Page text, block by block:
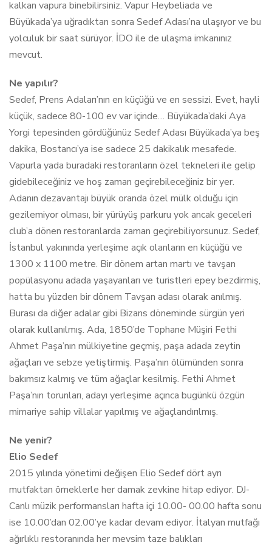
kalkan vapura binebilirsiniz. Vapur Heybeliada ve
Büyükada’ya uğradıktan sonra Sedef Adası’na ulaşıyor ve bu
yolculuk bir saat sürüyor. İDO ile de ulaşma imkanınız
mevcut.
Ne yapılır?
Sedef, Prens Adaları’nın en küçüğü ve en sessizi. Evet, hayli
küçük, sadece 80-100 ev var içinde… Büyükada’daki Aya
Yorgi tepesinden gördüğünüz Sedef Adası Büyükada’ya beş
dakika, Bostancı’ya ise sadece 25 dakikalık mesafede.
Vapurla yada buradaki restoranların özel tekneleri ile gelip
gidebileceğiniz ve hoş zaman geçirebileceğiniz bir yer.
Adanın dezavantajı büyük oranda özel mülk olduğu için
gezilemiyor olması, bir yürüyüş parkuru yok ancak geceleri
club’a dönen restoranlarda zaman geçirebiliyorsunuz. Sedef,
İstanbul yakınında yerleşime açık olanların en küçüğü ve
1300 x 1100 metre. Bir dönem artan martı ve tavşan
popülasyonu adada yaşayanları ve turistleri epey bezdirmiş,
hatta bu yüzden bir dönem Tavşan adası olarak anılmış.
Burası da diğer adalar gibi Bizans döneminde sürgün yeri
olarak kullanılmış. Ada, 1850’de Tophane Müşiri Fethi
Ahmet Paşa’nın mülkiyetine geçmiş, paşa adada zeytin
ağaçları ve sebze yetiştirmiş. Paşa’nın ölümünden sonra
bakımsız kalmış ve tüm ağaçlar kesilmiş. Fethi Ahmet
Paşa’nın torunları, adayı yerleşime açınca bugünkü özgün
mimariye sahip villalar yapılmış ve ağaçlandırılmış.
Ne yenir?
Elio Sedef
2015 yılında yönetimi değişen Elio Sedef dört ayrı
mutfaktan örneklerle her damak zevkine hitap ediyor. DJ-
Canlı müzik performansları hafta içi 10.00- 00.00 hafta sonu
ise 10.00’dan 02.00’ye kadar devam ediyor. İtalyan mutfağı
ağırlıklı restoranında her mevsim taze balıkları